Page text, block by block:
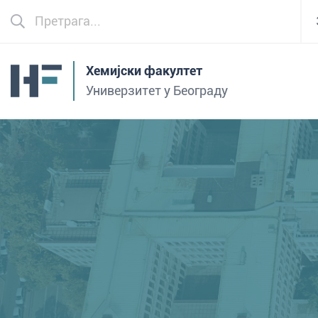
Хемијски факултет
Универзитет у Београду